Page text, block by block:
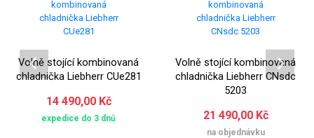
Volně stojící kombinovaná
chladnička Liebherr CUe281
14 490,00 Kč
expedice do 3 dnů
Volně stojící kombinovaná
chladnička Liebherr CNsdc
5203
21 490,00 Kč
na objednávku